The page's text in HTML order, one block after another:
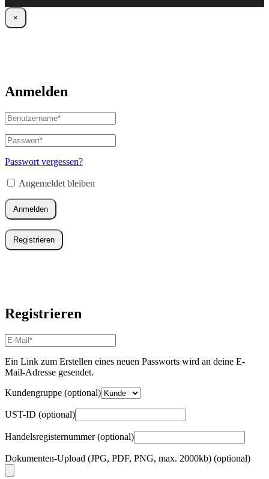
×
Anmelden
Benutzername
oder
E-
Mail-
Adresse*
Passwort*
Erforderlich
Passwort vergessen?
Angemeldet bleiben
Anmelden
Registrieren
Registrieren
E-
Mail-
Adresse*
Erforderlich
Ein Link zum Erstellen eines neuen Passworts wird an deine E-
Mail-Adresse gesendet.
Kundengruppe (optional)
UST-ID (optional)
Handelsregisternummer(optional)
Dokumenten-Upload (JPG, PDF, PNG, max. 2000kb) (optional)